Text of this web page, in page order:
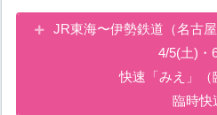
JR東海〜伊勢鉄道（名古
4/5(土)・
快速「みえ」（
臨時快